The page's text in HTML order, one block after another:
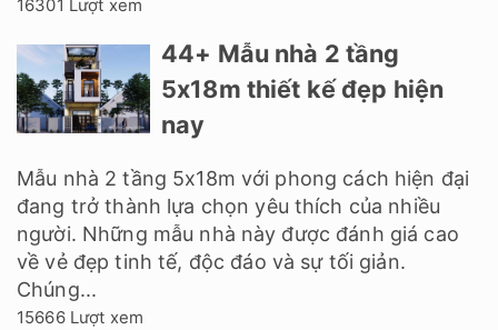
16301 Lượt xem
44+ Mẫu nhà 2 tầng
5x18m thiết kế đẹp hiện
nay
Mẫu nhà 2 tầng 5x18m với phong cách hiện đại
đang trở thành lựa chọn yêu thích của nhiều
người. Những mẫu nhà này được đánh giá cao
về vẻ đẹp tinh tế, độc đáo và sự tối giản.
Chúng...
15666 Lượt xem